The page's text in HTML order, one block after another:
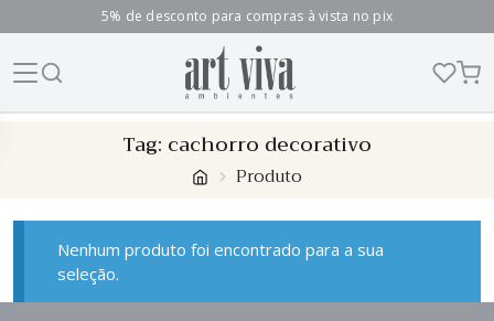
5% de desconto para compras à vista no pix
Tag: cachorro decorativo
Produto
Nenhum produto foi encontrado para a sua
seleção.